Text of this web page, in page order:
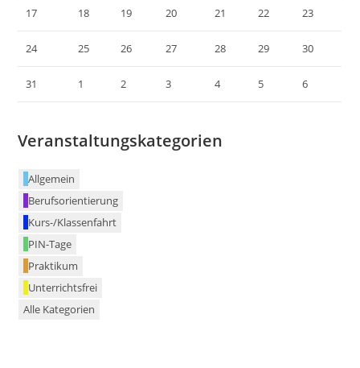
17 18 19 20 21 22 23
24 25 26 27 28 29 30
31 1 2 3 4 5 6
Veranstaltungskategorien
Allgemein
Berufsorientierung
Kurs-/Klassenfahrt
PIN-Tage
Praktikum
Unterrichtsfrei
Alle Kategorien